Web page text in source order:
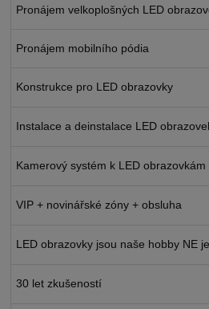
Pronájem velkoplošných LED
Pronájem mobilního pódia
Konstrukce pro LED obrazovky
Instalace a deinstalace LED
Kamerový systém k LED obrazovkám
VIP + novinářské zóny + obsluha
LED obrazovky jsou naše hobby NE
30 let zkušeností